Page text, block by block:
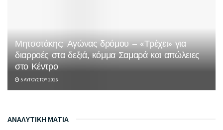
Μητσοτάκης: Αγώνας δρόμου – «Τρέχει» για
διαρροές στα δεξιά, κόμμα Σαμαρά και απώλειες
στο Κέντρο
5 ΑΥΓΟΎΣΤΟΥ 2026
ΑΝΑΛΥΤΙΚΗ ΜΑΤΙΑ